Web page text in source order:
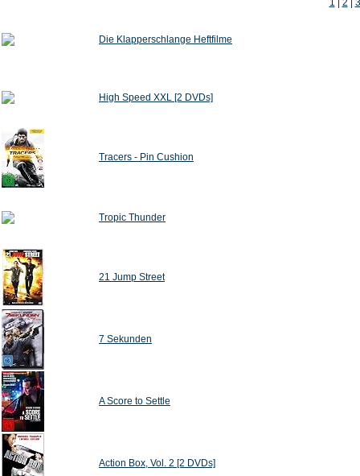
1 2 3
Die Klapperschlange Heftfilme
High Speed XXL [2 DVDs]
Tracers - Pin Cushion
Tropic Thunder
21 Jump Street
7 Sekunden
A Score to Settle
Action Box, Vol. 2 [2 DVDs]